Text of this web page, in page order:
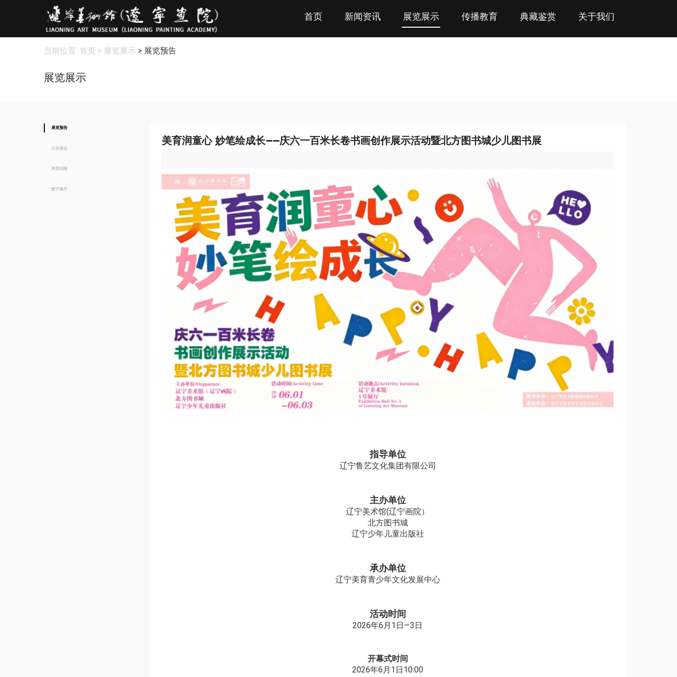
首页 新闻资讯 展览展示 传播教育 典藏鉴赏 关于我们
当前位置: 首页 > 展览展示 > 展览预告
展览展示
展览预告
正在展出
展览回顾
数字展厅
美育润童心 妙笔绘成长——庆六一百米长卷书画创作展示活动暨北方图书城少儿图书展
指导单位
辽宁鲁艺文化集团有限公司
主办单位
辽宁美术馆(辽宁画院）
北方图书城
辽宁少年儿童出版社
承办单位
辽宁美育青少年文化发展中心
活动时间
2026年6月1日—3日
开幕式时间
2026年6月1日10:00